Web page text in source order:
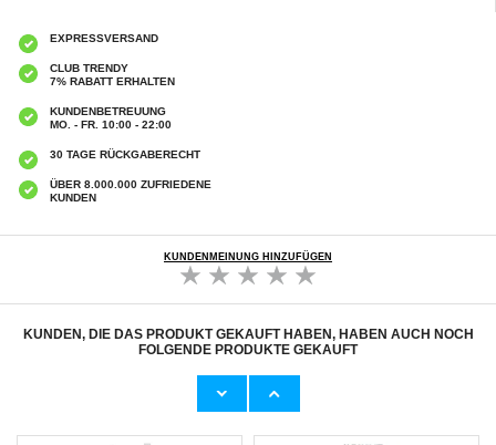
EXPRESSVERSAND
CLUB TRENDY
7% RABATT ERHALTEN
KUNDENBETREUUNG
MO. - FR. 10:00 - 22:00
30 TAGE RÜCKGABERECHT
ÜBER 8.000.000 ZUFRIEDENE
KUNDEN
KUNDENMEINUNG HINZUFÜGEN
KUNDEN, DIE DAS PRODUKT GEKAUFT HABEN, HABEN AUCH NOCH
FOLGENDE PRODUKTE GEKAUFT
Universal 4-Port Schnelles Aufladen USB-
Schnell Dockingstation mit Qi Ladegerät